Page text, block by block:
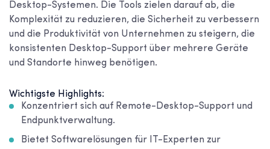
Desktop-Systemen. Die Tools zielen darauf ab, die
Komplexität zu reduzieren, die Sicherheit zu verbessern
und die Produktivität von Unternehmen zu steigern, die
konsistenten Desktop-Support über mehrere Geräte
und Standorte hinweg benötigen.
Wichtigste Highlights:
Konzentriert sich auf Remote-Desktop-Support und
Endpunktverwaltung.
Bietet Softwarelösungen für IT-Experten zur